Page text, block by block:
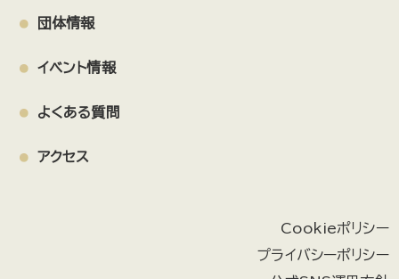
団体情報
イベント情報
よくある質問
アクセス
Cookieポリシー
プライバシーポリシー